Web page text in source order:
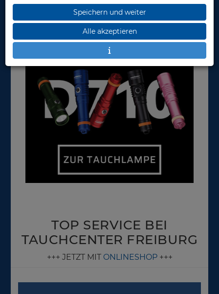
TOP SERVICE BEI
TAUCHCENTER FREIBURG
+++ JETZT MIT ONLINESHOP+++
Speichern und weiter
Alle akzeptieren